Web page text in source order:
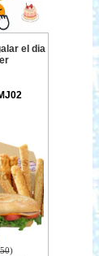
el dia
)